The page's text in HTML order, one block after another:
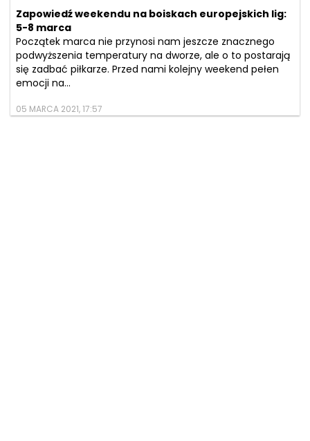
Zapowiedź weekendu na boiskach europejskich lig:
5-8 marca
Początek marca nie przynosi nam jeszcze znacznego
podwyższenia temperatury na dworze, ale o to postarają
się zadbać piłkarze. Przed nami kolejny weekend pełen
emocji na...
05 MARCA 2021, 17:57